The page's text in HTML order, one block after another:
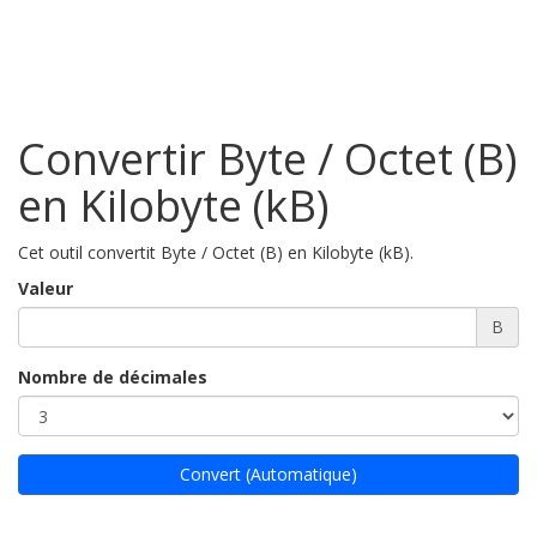
Convertir Byte / Octet (B)
en Kilobyte (kB)
Cet outil convertit Byte / Octet (B) en Kilobyte (kB).
Valeur
B
Nombre de décimales
Convert (Automatique)